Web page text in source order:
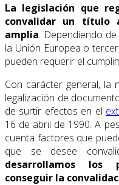
La legislación que
convalidar un título
amplia. Dependiendo
la Unión Europea o
pueden requerir el
Con carácter general, la
legalización de
de surtir efectos en el
16 de abril de 1990. A
cuenta factores que
que se desee
desarrollamos los
conseguir la